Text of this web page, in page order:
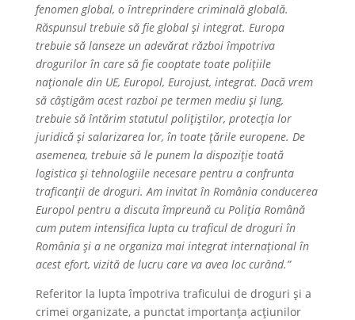
fenomen global, o întreprindere criminală globală.
Răspunsul trebuie să fie global și integrat. Europa
trebuie să lanseze un adevărat război împotriva
drogurilor în care să fie cooptate toate polițiile
naționale din UE, Europol, Eurojust, integrat. Dacă vrem
să câștigăm acest razboi pe termen mediu și lung,
trebuie să întărim statutul polițiștilor, protecția lor
juridică și salarizarea lor, în toate țările europene. De
asemenea, trebuie să le punem la dispoziție toată
logistica și tehnologiile necesare pentru a confrunta
traficanții de droguri. Am invitat în România conducerea
Europol pentru a discuta împreună cu Poliția Română
cum putem intensifica lupta cu traficul de droguri în
România și a ne organiza mai integrat internațional în
acest efort, vizită de lucru care va avea loc curând.”
Referitor la lupta împotriva traficului de droguri și a
crimei organizate, a punctat importanța acțiunilor